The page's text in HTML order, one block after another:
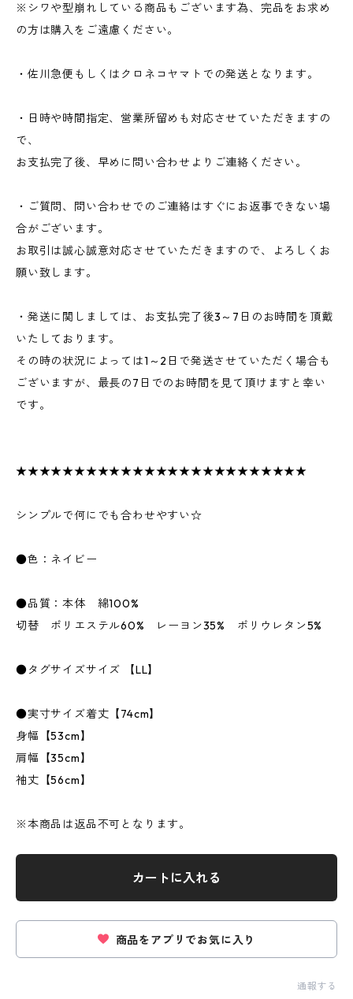
※シワや型崩れしている商品もございます為、完品をお求め
の方は購入をご遠慮ください。
・佐川急便もしくはクロネコヤマトでの発送となります。
・日時や時間指定、営業所留めも対応させていただきますの
で、
お支払完了後、早めに問い合わせよりご連絡ください。
・ご質問、問い合わせでのご連絡はすぐにお返事できない場
合がございます。
お取引は誠心誠意対応させていただきますので、よろしくお
願い致します。
・発送に関しましては、お支払完了後3～7日のお時間を頂戴
いたしております。
その時の状況によっては1～2日で発送させていただく場合も
ございますが、最長の7日でのお時間を見て頂けますと幸い
です。
★★★★★★★★★★★★★★★★★★★★★★★★★
シンプルで何にでも合わせやすい☆
●色：ネイビー
●品質：本体 綿100%
切替 ポリエステル60% レーヨン35% ポリウレタン5%
●タグサイズサイズ 【LL】
●実寸サイズ着丈【74cm】
身幅【53cm】
肩幅【35cm】
袖丈【56cm】
※本商品は返品不可となります。
カートに入れる
商品をアプリでお気に入り
通報する